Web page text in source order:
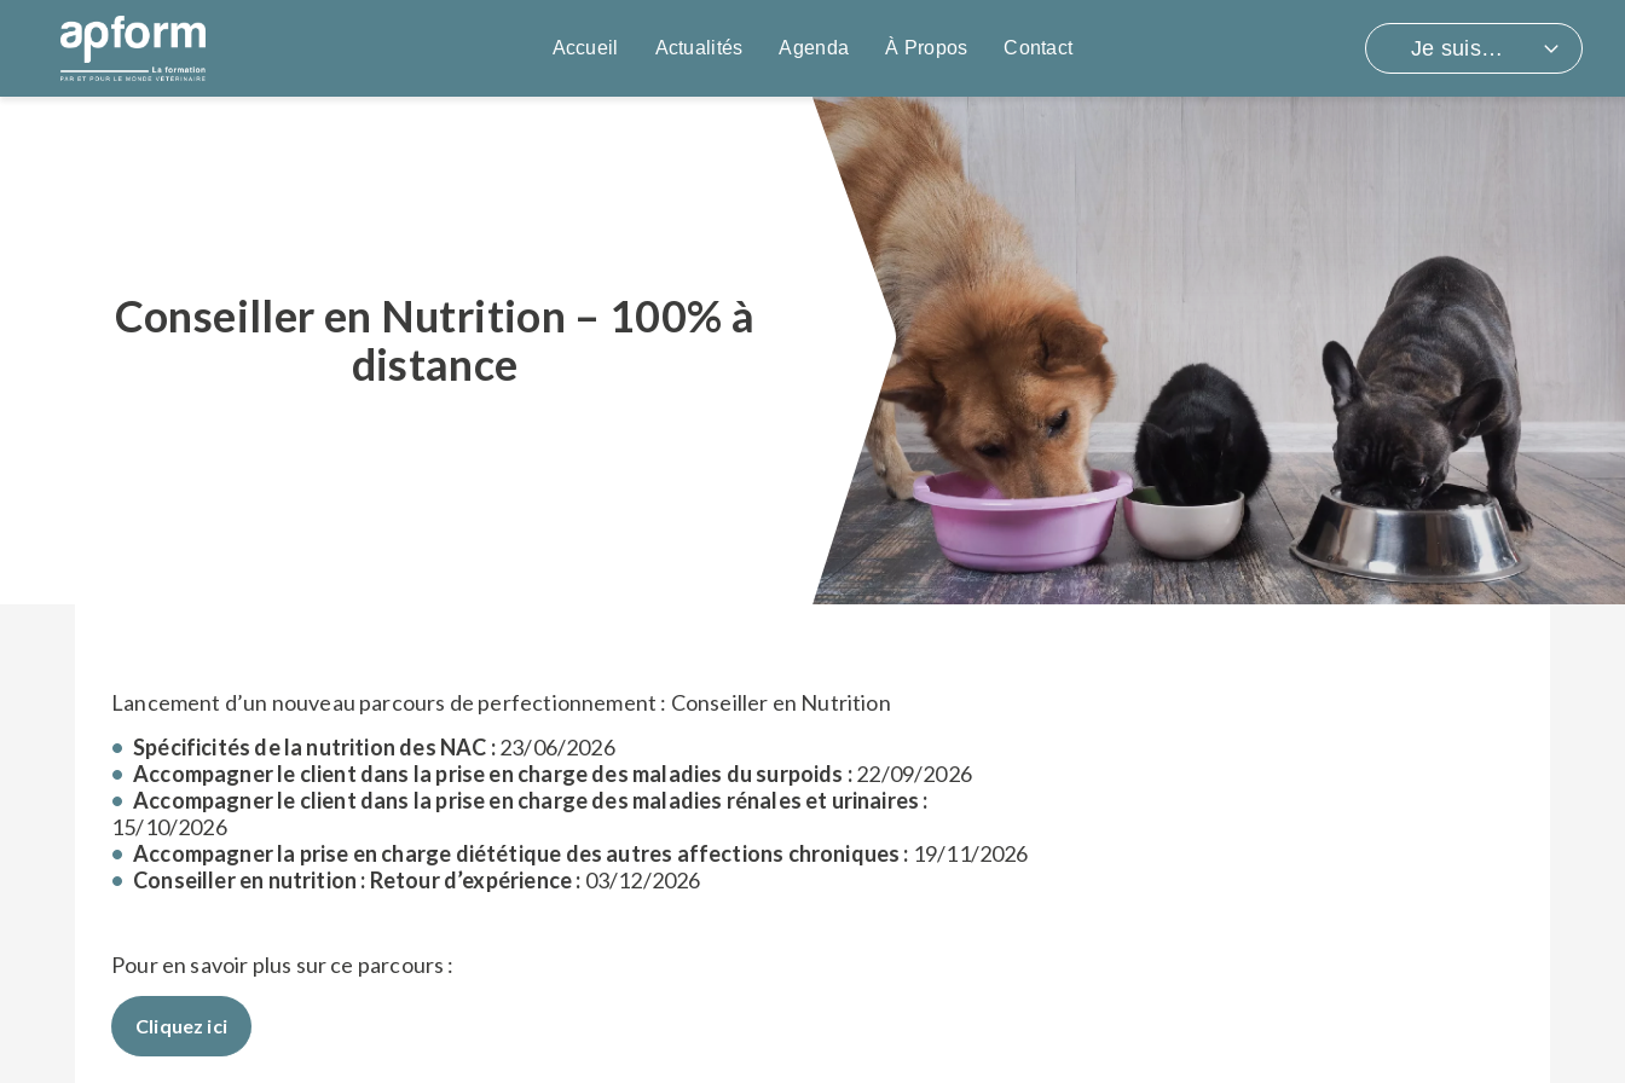
contenu
Accueil Actualités Agenda À Propos Contact Je suis…
Conseiller en Nutrition – 100% à
distance
Lancement d’un nouveau parcours de perfectionnement : Conseiller en Nutrition
Spécificités de la nutrition des NAC :23/06/2026
Accompagner le client dans la prise en charge des maladies du surpoids :22/09/2026
Accompagner le client dans la prise en charge des maladies rénales et urinaires :
15/10/2026
Accompagner la prise en charge diététique des autres affections chroniques : 19/11/2026
Conseiller en nutrition : Retour d’expérience : 03/12/2026
Pour en savoir plus sur ce parcours :
Cliquez ici